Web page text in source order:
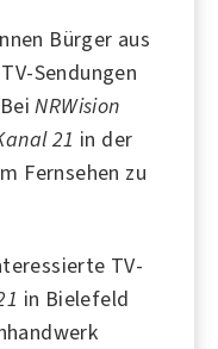
Bürger aus
Sendungen
NRWision
21 in der
Fernsehen zu
TV-
in Bielefeld